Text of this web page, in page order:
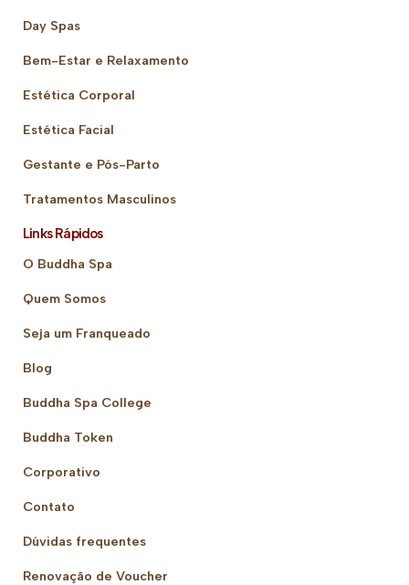
Day Spas
Bem-Estar e Relaxamento
Estética Corporal
Estética Facial
Gestante e Pós-Parto
Tratamentos Masculinos
Links Rápidos
O Buddha Spa
Quem Somos
Seja um Franqueado
Blog
Buddha Spa College
Buddha Token
Corporativo
Contato
Dúvidas frequentes
Renovação de Voucher